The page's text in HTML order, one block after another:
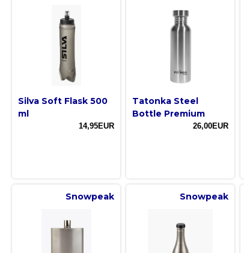
Silva Soft Flask 500
ml
14,95EUR
Tatonka Steel
Bottle Premium
26,00EUR
Snowpeak Snowpeak